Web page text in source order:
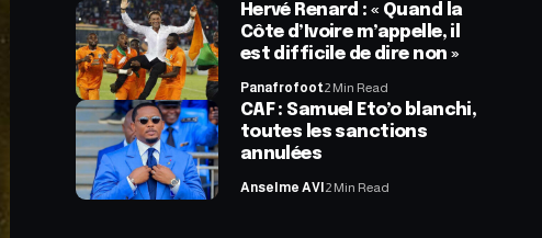
Hervé Renard : « Quand la
Côte d’Ivoire m’appelle, il
est difficile de dire non »
Panafrofoot2 Min Read
CAF : Samuel Eto’o blanchi,
toutes les sanctions
annulées
Anselme AVI 2 Min Read